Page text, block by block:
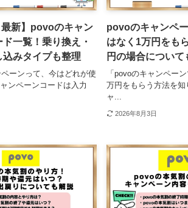
最新】povoのキャン
一覧！乗り換え・
込みタイプも整理
ペーンって、今はどれが使
ンペーンコードは入力
povoのキャンペ
はなく1万円をも
円の場合について
「povoのキャンペー
万円をもらう方法を
ャ...
2026年8月3日